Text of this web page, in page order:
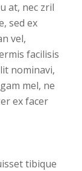
at, nec zril
sed ex
vel,
facilisis
nominavi,
mel, ne
ex facer
tibique